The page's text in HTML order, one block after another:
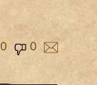
0
0